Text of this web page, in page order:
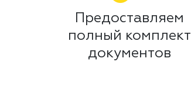
Предоставляем
полный комплект
документов